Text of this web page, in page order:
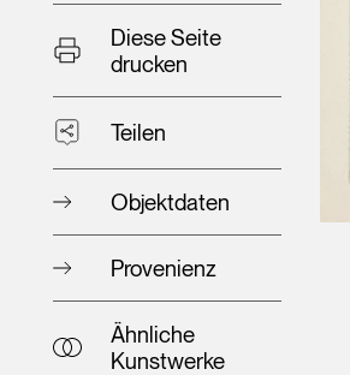
Diese Seite
drucken
Teilen
Objektdaten
Provenienz
Ähnliche
Kunstwerke